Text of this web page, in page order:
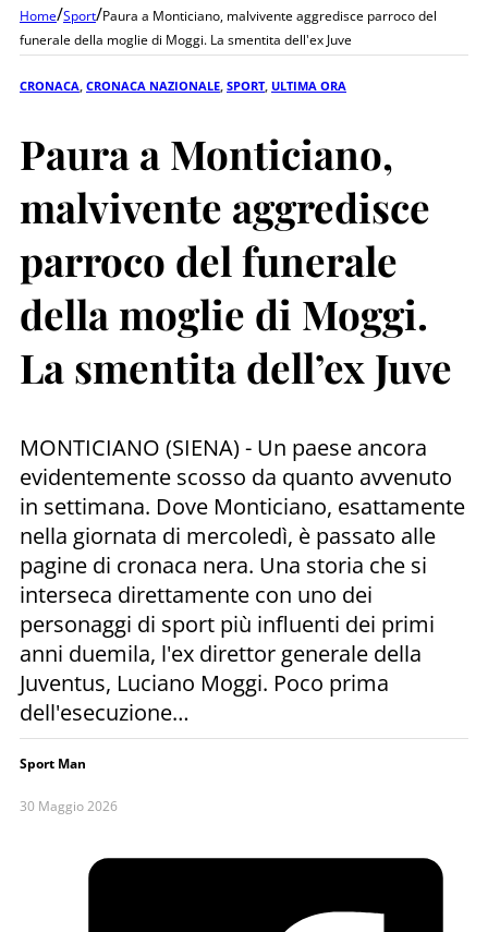
Home/Sport/Paura a Monticiano, malvivente aggredisce parroco del
funerale della moglie di Moggi. La smentita dell'ex Juve
CRONACA CRONACA NAZIONALE SPORT, ULTIMA ORA
Paura a Monticiano,
malvivente aggredisce
parroco del funerale
della moglie di Moggi.
La smentita dell’ex Juve
MONTICIANO (SIENA) - Un paese ancora
evidentemente scosso da quanto avvenuto
in settimana. Dove Monticiano, esattamente
nella giornata di mercoledì, è passato alle
pagine di cronaca nera. Una storia che si
interseca direttamente con uno dei
personaggi di sport più influenti dei primi
anni duemila, l'ex direttor generale della
Juventus, Luciano Moggi. Poco prima
dell'esecuzione…
Sport Man
30 Maggio 2026